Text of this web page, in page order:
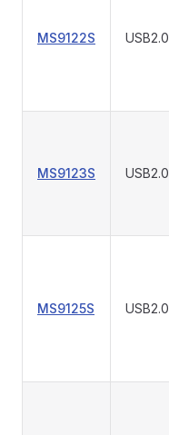
MS9122S USB2.0
MS9123S USB2.0
MS9125S USB2.0